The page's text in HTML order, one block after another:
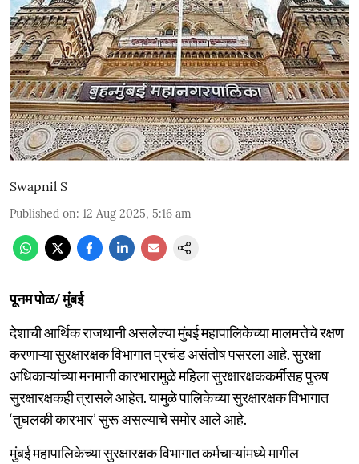
Swapnil S
Published on: 12 Aug 2025, 5:16 am
पूनम पोळ/ मुंबई
देशाची आर्थिक राजधानी असलेल्या मुंबई महापालिकेच्या मालमत्तेचे रक्षण
करणाऱ्या सुरक्षारक्षक विभागात प्रचंड असंतोष पसरला आहे. सुरक्षा
अधिकाऱ्यांच्या मनमानी कारभारामुळे महिला सुरक्षारक्षककर्मींसह पुरुष
सुरक्षारक्षकही त्रासले आहेत. यामुळे पालिकेच्या सुरक्षारक्षक विभागात
‘तुघलकी कारभार’ सुरू असल्याचे समोर आले आहे.
मुंबई महापालिकेच्या सुरक्षारक्षक विभागात कर्मचाऱ्यांमध्ये मागील